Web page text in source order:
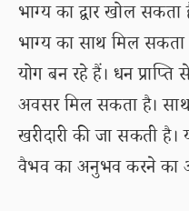
भाग्य का द्वार खोल
भाग्य का साथ मिल
योग बन रहे हैं। धन
अवसर मिल सकता है।
खरीदारी की जा सकती
वैभव का अनुभव करने का